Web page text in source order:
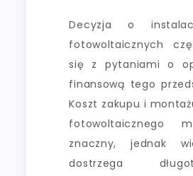
Decyzja o
fotowoltaicznych
się z pytaniami o
finansową tego
Koszt zakupu i
fotowoltaicznego
znaczny, jednak
dostrzega